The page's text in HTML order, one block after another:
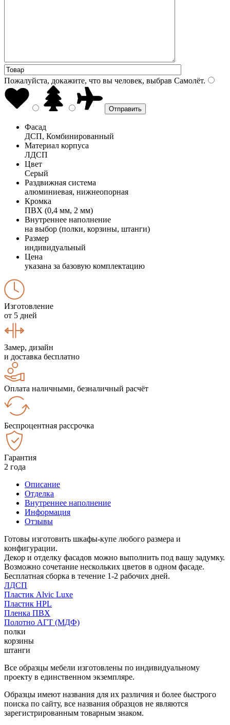
Пожалуйста, докажите, что вы человек, выбрав Самолёт.
Фасад
ДСП, Комбинированный
Материал корпуса
ЛДСП
Цвет
Серый
Раздвижная система
алюминиевая, нижнеопорная
Кромка
ПВХ (0,4 мм, 2 мм)
Внутреннее наполнение
на выбор (полки, корзины, штанги)
Размер
индивидуальный
Цена
указана за базовую комплектацию
Изготовление
от 5 дней
Замер, дизайн
и доставка бесплатно
Оплата наличными, безналичный расчёт
Беспроцентная рассрочка
Гарантия
2 года
Описание
Отделка
Внутреннее наполнение
Информация
Отзывы
Готовы изготовить шкафы-купе любого размера и
конфигурации.
Декор и отделку фасадов можно выполнить под вашу задумку.
Возможно сочетание нескольких цветов в одном фасаде.
Бесплатная сборка в течение 1-2 рабочих дней.
ЛДСП
Пластик Alvic Luxe
Пластик HPL
Пленка ПВХ
Полотно АГТ (МДФ)
полки
корзины
штанги
Все образцы мебели изготовлены по индивидуальному
проекту в единственном экземпляре.
Образцы имеют названия для их различия и более быстрого
поиска по сайту, все названия образцов не являются
зарегистрированным товарным знаком.